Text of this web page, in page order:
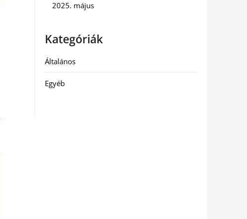
2025. május
Kategóriák
Általános
Egyéb